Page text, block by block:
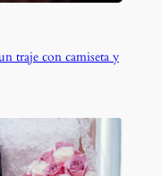
traje con camiseta y